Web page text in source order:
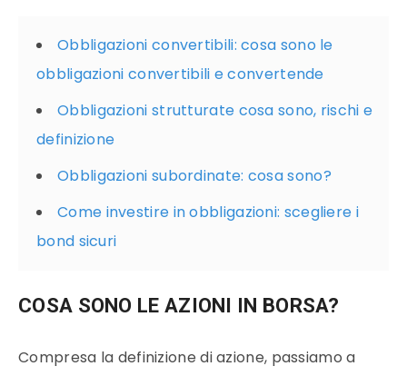
Obbligazioni convertibili: cosa sono le
obbligazioni convertibili e convertende
Obbligazioni strutturate cosa sono, rischi e
definizione
Obbligazioni subordinate: cosa sono?
Come investire in obbligazioni: scegliere i
bond sicuri
COSA SONO LE AZIONI IN BORSA?
Compresa la definizione di azione, passiamo a